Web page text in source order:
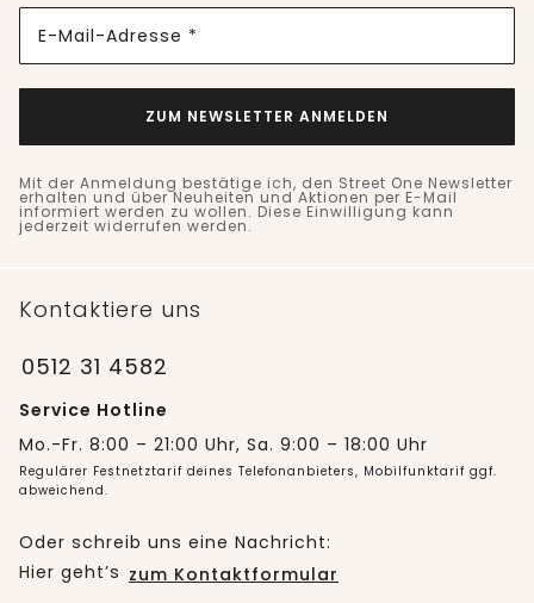
E-Mail-Adresse *
ZUM NEWSLETTER ANMELDEN
Mit der Anmeldung bestätige ich, den Street One Newsletter
erhalten und über Neuheiten und Aktionen per E-Mail
informiert werden zu wollen. Diese Einwilligung kann
jederzeit widerrufen werden.
Kontaktiere uns
0512 31 4582
Service Hotline
Mo.-Fr. 8:00 – 21:00 Uhr, Sa. 9:00 – 18:00 Uhr
Regulärer Festnetztarif deines Telefonanbieters, Mobilfunktarif ggf.
abweichend.
Oder schreib uns eine Nachricht:
Hier geht’s zum Kontaktformular